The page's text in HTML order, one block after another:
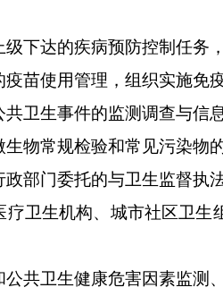
级下达的疾病预防控制任
疫苗使用管理，组织实施
共卫生事件的监测调查与
生物常规检验和常见污染物
政部门委托的与卫生监督执
疗卫生机构、城市社区卫
公共卫生健康危害因素监